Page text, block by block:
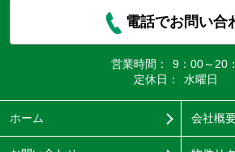
電話でお問い合
営業時間：
9：00～20
定休日：
水曜日
ホーム 会社概